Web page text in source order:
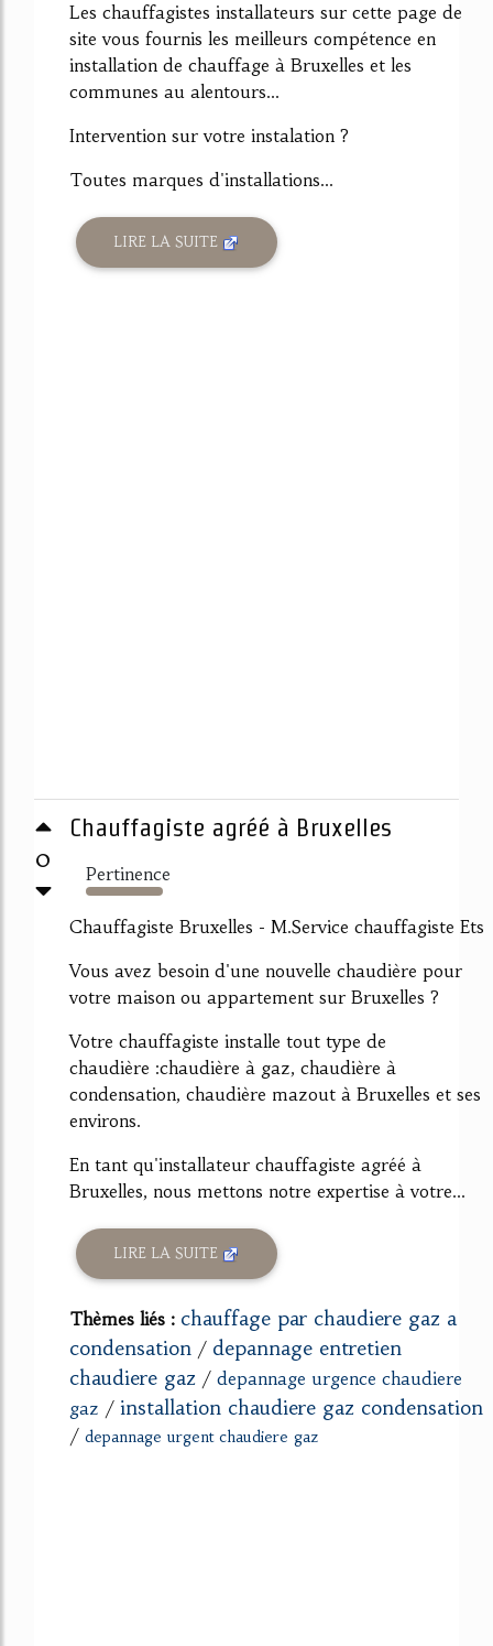
Les chauffagistes installateurs sur cette page de
site vous fournis les meilleurs compétence en
installation de chauffage à Bruxelles et les
communes au alentours...
Intervention sur votre instalation ?
Toutes marques d'installations...
LIRE LA SUITE
0
Chauffagiste agréé à Bruxelles
Pertinence
1652%
Chauffagiste Bruxelles - M.Service chauffagiste Ets
Vous avez besoin d'une nouvelle chaudière pour
votre maison ou appartement sur Bruxelles ?
Votre chauffagiste installe tout type de
chaudière :chaudière à gaz, chaudière à
condensation, chaudière mazout à Bruxelles et ses
environs.
En tant qu'installateur chauffagiste agréé à
Bruxelles, nous mettons notre expertise à votre...
LIRE LA SUITE
Thèmes liés : chauffage par chaudiere gaz a
condensation / depannage entretien
chaudiere gaz / depannage urgence chaudiere
gaz / installation chaudiere gaz condensation
/ depannage urgent chaudiere gaz